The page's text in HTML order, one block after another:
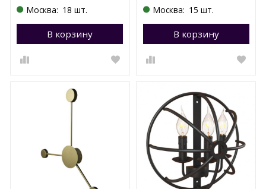
Москва: 18 шт.
В корзину Перейти в корзину
Москва: 15 шт.
В корзину